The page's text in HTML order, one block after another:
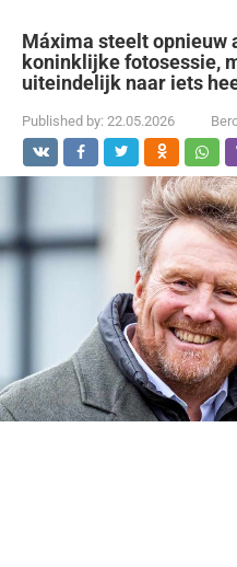
Máxima steelt opnieuw
koninklijke fotosessie,
uiteindelijk naar iets
Published by: 22.05.2026